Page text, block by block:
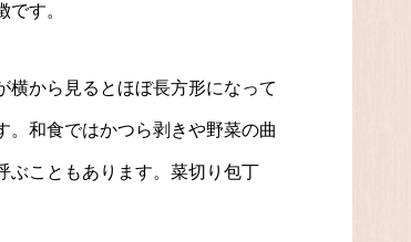
す。
横から見るとほぼ長方形になって
。和食ではかつら剥きや野菜の曲
ぶこともあります。菜切り包丁